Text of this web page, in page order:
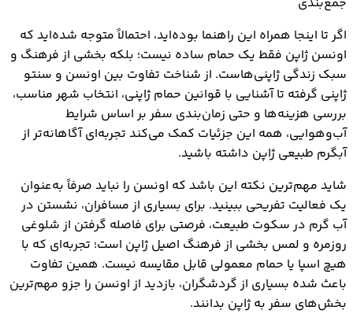
اگر تا اینجا همراه این راهنما بوده‌اید، احتمالاً متوجه شده‌اید که
اونسن ژاپن فقط یک حمام ساده نیست؛ بلکه بخشی از فرهنگ و
سبک زندگی ژاپنی‌هاست. از شناخت تفاوت بین اونسن و سنتو
ژاپنی گرفته تا آشنایی با قوانین حمام ژاپنی، انتخاب شهر مناسب،
بررسی هزینه‌ها و حتی زمان‌بندی سفر بر اساس شرایط
آب‌وهوایی، همه این جزئیات کمک می‌کند تجربه‌ای آگاهانه‌تر از
آبگرم طبیعی ژاپن داشته باشید.
شاید مهم‌ترین نکته این باشد که اونسن را نباید صرفاً به‌عنوان
یک فعالیت تفریحی ببینید. برای بسیاری از مسافران، نشستن در
آب گرم در سکوت طبیعت، فرصتی برای فاصله گرفتن از شلوغی
روزمره و لمس بخشی از فرهنگ اصیل ژاپن است؛ تجربه‌ای که با
هیچ اسپا یا حمام معمولی قابل مقایسه نیست. همین تفاوت
باعث شده بسیاری از گردشگران، بازدید از اونسن را جزو مهم‌ترین
بخش‌های سفر به ژاپن بدانند.